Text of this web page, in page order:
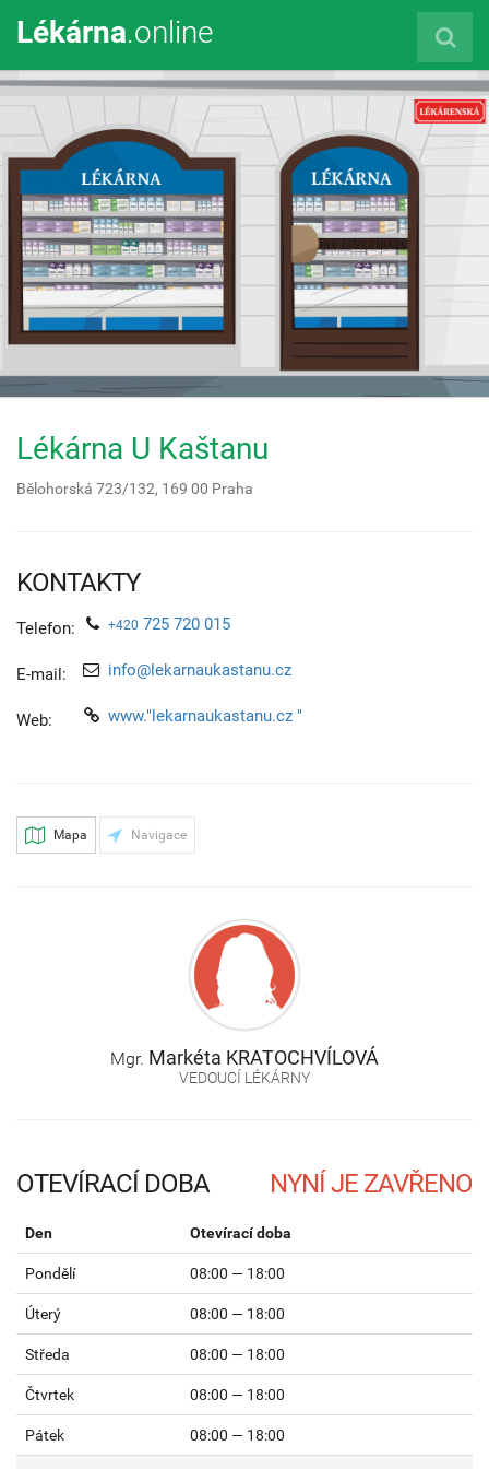
Lékárna.online
Lékárna U Kaštanu
Bělohorská 723/132, 169 00 Praha
KONTAKTY
Telefon: +420 725 720 015
E-mail: info@lekarnaukastanu.cz
Web: www."lekarnaukastanu.cz "
Mapa Navigace
Mgr. Markéta KRATOCHVÍLOVÁ
VEDOUCÍ LÉKÁRNY
OTEVÍRACÍ DOBA
Den Otevírací doba
Pondělí 08:00 — 18:00
Úterý 08:00 — 18:00
Středa 08:00 — 18:00
Čtvrtek 08:00 — 18:00
Pátek 08:00 — 18:00